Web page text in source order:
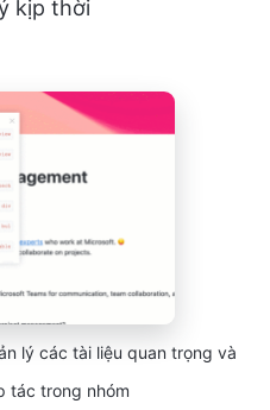
kịp thời
lý các tài liệu quan trọng và
tác trong nhóm